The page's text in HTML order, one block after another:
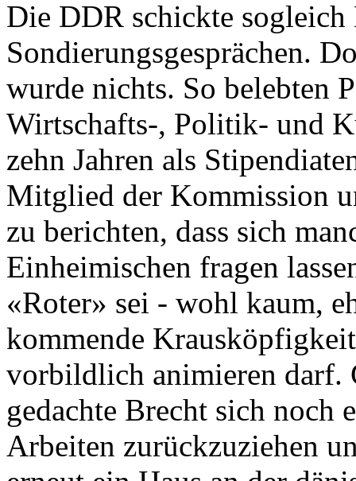
Die DDR schickte
Sondierungsgesprächen.
wurde nichts. So belebten
Wirtschafts-, Politik- und
zehn Jahren als
Mitglied der Kommission
zu berichten, dass sich
Einheimischen fragen
«Roter» sei - wohl kaum,
kommende
vorbildlich animieren darf.
gedachte Brecht sich noch
Arbeiten zurückzuziehen